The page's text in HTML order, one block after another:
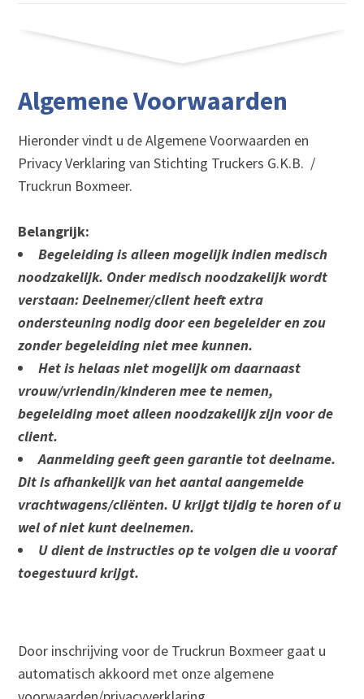
Algemene Voorwaarden
Hieronder vindt u de Algemene Voorwaarden en
Privacy Verklaring van Stichting Truckers G.K.B. /
Truckrun Boxmeer.
Belangrijk:
Begeleiding is alleen mogelijk indien medisch
noodzakelijk. Onder medisch noodzakelijk wordt
verstaan: Deelnemer/client heeft extra
ondersteuning nodig door een begeleider en zou
zonder begeleiding niet mee kunnen.
Het is helaas niet mogelijk om daarnaast
vrouw/vriendin/kinderen mee te nemen,
begeleiding moet alleen noodzakelijk zijn voor de
client.
Aanmelding geeft geen garantie tot deelname.
Dit is afhankelijk van het aantal aangemelde
vrachtwagens/cliënten. U krijgt tijdig te horen of u
wel of niet kunt deelnemen.
U dient de instructies op te volgen die u vooraf
toegestuurd krijgt.
Door inschrijving voor de Truckrun Boxmeer gaat u
automatisch akkoord met onze algemene